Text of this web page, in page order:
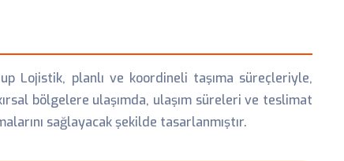
Lojistik, planlı ve koordineli taşıma süreçleriyle,
bölgelere ulaşımda, ulaşım süreleri ve teslimat
sağlayacak şekilde tasarlanmıştır.